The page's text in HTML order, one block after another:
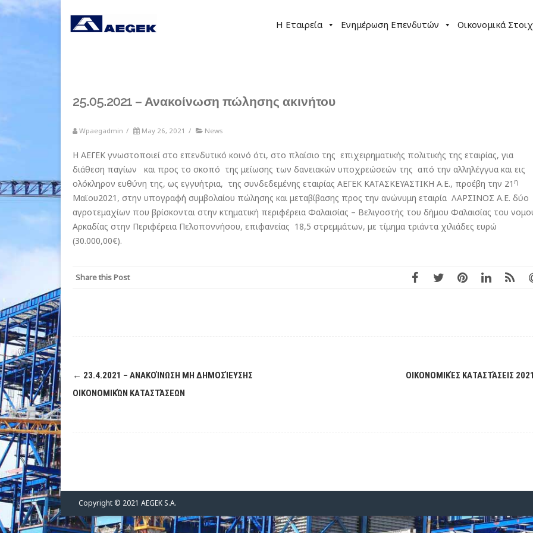
Η Εταιρεία Ενημέρωση Επενδυτών Οικονομικά
25.05.2021 – Ανακοίνωση πώλησης ακινήτου
Wpaegadmin / May 26, 2021 / News
Η ΑΕΓΕΚ γνωστοποιεί στο επενδυτικό κοινό ότι, στο πλαίσιο της επιχειρηματικής πολιτικής της εταιρίας, για
διάθεση παγίων και προς το σκοπό της μείωσης των δανειακών υποχρεώσεών της από την αλληλέγγυα και εις
ολόκληρον ευθύνη της, ως εγγυήτρια, της συνδεδεμένης εταιρίας ΑΕΓΕΚ ΚΑΤΑΣΚΕΥΑΣΤΙΚΗ Α.Ε., προέβη την 21 η
Μαϊου2021, στην υπογραφή συμβολαίου πώλησης και μεταβίβασης προς την ανώνυμη εταιρία ΛΑΡΣΙΝΟΣ Α.Ε. δύο
αγροτεμαχίων που βρίσκονται στην κτηματική περιφέρεια Φαλαισίας – Βελιγοστής του δήμου Φαλαισίας του
Αρκαδίας στην Περιφέρεια Πελοποννήσου, επιφανείας 18,5 στρεμμάτων, με τίμημα τριάντα χιλιάδες ευρώ
(30.000,00€).
Share this Post
Post
navigation
← 23.4.2021 – ΑΝΑΚΟΊΝΩΣΗ ΜΗ ΔΗΜΟΣΊΕΥΣΗΣ
ΟΙΚΟΝΟΜΙΚΏΝ ΚΑΤΑΣΤΆΣΕΩΝ
ΟΙΚΟΝΟΜΙΚΈΣ ΚΑΤΑΣΤΆΣΕΙΣ
Copyright © 2021 AEGEK S.A.